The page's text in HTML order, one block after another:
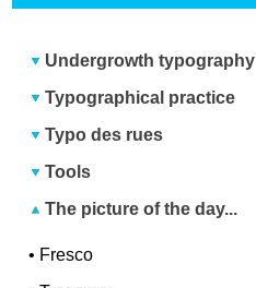
Undergrowth typography
Typographical practice
Typo des rues
Tools
The picture of the day...
• Fresco